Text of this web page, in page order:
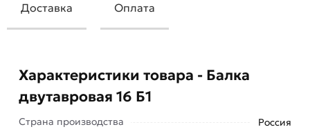
Доставка Оплата
Характеристики товара - Балка
двутавровая 16 Б1
Страна производства
Россия